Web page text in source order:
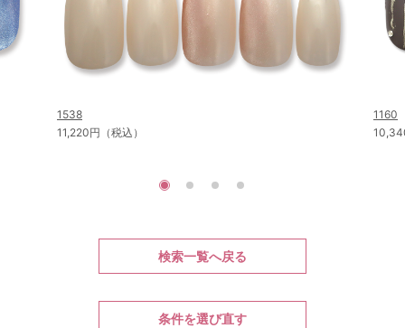
1538
11,220円（税込）
1160
検索一覧へ戻る
条件を選び直す